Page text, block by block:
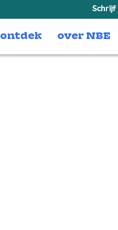
Schrijf
ontdek over NBE